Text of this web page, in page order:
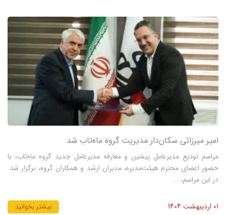
امیر میرزائی سکان‌دار مدیریت گروه ماه‌تاب شد
مراسم تودیع مدیرعامل پیشین و معارفه مدیرعامل جدید گروه ماه‌تاب، با
حضور اعضای محترم هیئت‌مدیره، مدیران ارشد و همکاران گروه، برگزار شد.
در این مراسم، ...
01 اردیبهشت 1404 بیشتر بخوانید